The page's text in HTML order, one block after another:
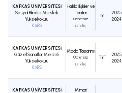
KAFKAS ÜNİVERSİTESİ
Sosyal Bilimler Meslek
Yüksekokulu
KARS
Halkla İlişkiler ve
Tanıtım
Ücretsiz
(2 Yıllık)
TYT
2025
2024
KAFKAS ÜNİVERSİTESİ
Güzel Sanatlar Meslek
Yüksekokulu
KARS
Moda Tasarımı
Ücretsiz
(2 Yıllık)
TYT
2025
2024
KAFKAS ÜNİVERSİTESİ
Mimari